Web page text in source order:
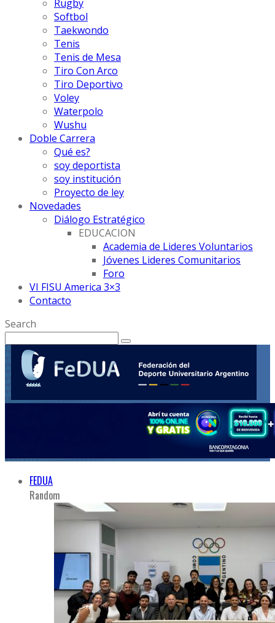
Rugby
Softbol
Taekwondo
Tenis
Tenis de Mesa
Tiro Con Arco
Tiro Deportivo
Voley
Waterpolo
Wushu
Doble Carrera
Qué es?
soy deportista
soy institución
Proyecto de ley
Novedades
Diálogo Estratégico
EDUCACION
Academia de Lideres Voluntarios
Jóvenes Lideres Comunitarios
Foro
VI FISU America 3×3
Contacto
Search
FEDUA
Random